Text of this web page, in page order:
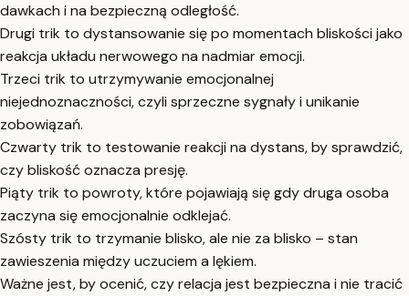
dawkach i na bezpieczną odległość.
Drugi trik to dystansowanie się po momentach bliskości jako
reakcja układu nerwowego na nadmiar emocji.
Trzeci trik to utrzymywanie emocjonalnej
niejednoznaczności, czyli sprzeczne sygnały i unikanie
zobowiązań.
Czwarty trik to testowanie reakcji na dystans, by sprawdzić,
czy bliskość oznacza presję.
Piąty trik to powroty, które pojawiają się gdy druga osoba
zaczyna się emocjonalnie odklejać.
Szósty trik to trzymanie blisko, ale nie za blisko – stan
zawieszenia między uczuciem a lękiem.
Ważne jest, by ocenić, czy relacja jest bezpieczna i nie tracić